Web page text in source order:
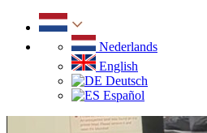
Nederlands
English
Deutsch
Español